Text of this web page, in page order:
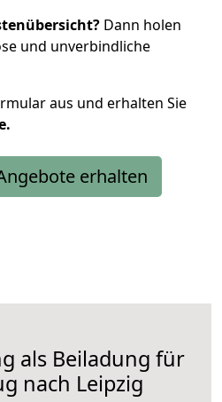
Dann holen
und unverbindliche
aus und erhalten Sie
erhalten
als Beiladung für
nach Leipzig